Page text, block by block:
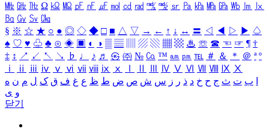
㎒ ㎓ ㎔ Ω ㏀ ㏁ ㎊ ㎋ ㎌ ㏖ ㏅ ㎭ ㎮ ㎯ ㏛ ㎩ ㎪ ㎫ ㎬ ㏝ ㏐
㏓
㏃ ㏉ ㏜ ㏆
§ ※ ☆ ★ ○ ● ◎ ◇ ◆ □ ■ △ ▽ → ← ↑ ↓ ↔ 〓 ◁ ◀ ▷ ▶ ♤
♠ ♡ ♥ ♧ ♣ ⊙ ◈ ▣ ◐ ◑ ▒ ▤ ▨ ▧ ▦ ▩ ♨ ☏ ☎ ☜ ☞ ¶ †
‡ ↕ ↗ ↙ ↖ ↘ ♭ ♩ ♪ ♬ ㉿ ㈜ № ㏇ ™ ㏂ ㏘ ℡ ＃ ＆ ＊ ＠ ª º
ⅰ
ⅱ ⅲ ⅳ ⅴ ⅵ ⅶ ⅷ ⅸ ⅹ Ⅳ Ⅴ Ⅵ Ⅶ Ⅷ Ⅸ Ⅹ
ب ت ث ج ح خ د ذ ر ز س ش ص ض ط ظ ع غ ف ق ک ل م ن ه
و ی
닫기